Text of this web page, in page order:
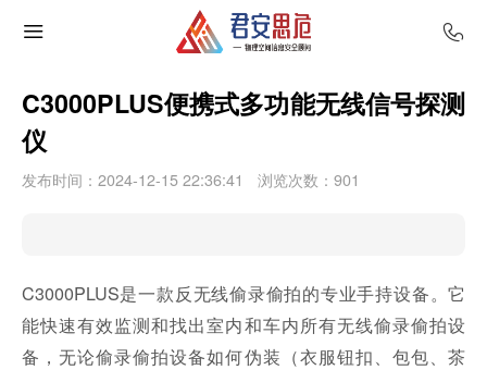
C3000PLUS便携式多功能无线信号探测
仪
发布时间：2024-12-15 22:36:41 浏览次数：901
C3000PLUS是一款反无线偷录偷拍的专业手持设备。它
能快速有效监测和找出室内和车内所有无线偷录偷拍设
备，无论偷录偷拍设备如何伪装（衣服钮扣、包包、茶